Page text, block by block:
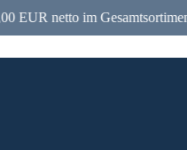
EUR netto im